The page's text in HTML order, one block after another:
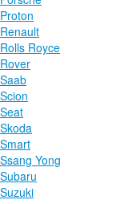
Proton
Renault
Rolls Royce
Rover
Saab
Scion
Seat
Skoda
Smart
Ssang Yong
Subaru
Suzuki